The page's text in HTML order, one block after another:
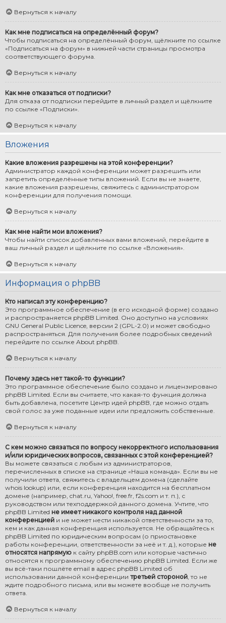
Вернуться к началу
Как мне подписаться на определённый форум?
Чтобы подписаться на определённый форум, щёлкните по ссылке
«Подписаться на форум» в нижней части страницы просмотра
соответствующего форума.
Вернуться к началу
Как мне отказаться от подписки?
Для отказа от подписки перейдите в личный раздел и щёлкните
по ссылке «Подписки».
Вернуться к началу
Вложения
Какие вложения разрешены на этой конференции?
Администратор каждой конференции может разрешить или
запретить определённые типы вложений. Если вы не знаете,
какие вложения разрешены, свяжитесь с администратором
конференции для получения помощи.
Вернуться к началу
Как мне найти мои вложения?
Чтобы найти список добавленных вами вложений, перейдите в
ваш личный раздел и щёлкните по ссылке «Вложения».
Вернуться к началу
Информация о phpBB
Кто написал эту конференцию?
Это программное обеспечение (в его исходной форме) создано
и распространяется phpBB Limited. Оно доступно на условиях
GNU General Public Licence, версии 2 (GPL-2.0) и может свободно
распространяться. Для получения более подробных сведений
перейдите по ссылке About phpBB.
Вернуться к началу
Почему здесь нет такой-то функции?
Это программное обеспечение было создано и лицензировано
phpBB Limited. Если вы считаете, что какая-то функция должна
быть добавлена, посетите Центр идей phpBB, где можно отдать
свой голос за уже поданные идеи или предложить собственные.
Вернуться к началу
С кем можно связаться по вопросу некорректного использования
и/или юридических вопросов, связанных с этой конференцией?
Вы можете связаться с любым из администраторов,
перечисленных в списке на странице «Наша команда». Если вы не
получили ответа, свяжитесь с владельцем домена (сделайте
whois lookup) или, если конференция находится на бесплатном
домене (например, chat.ru, Yahoo!, free.fr, f2s.com и т. п.), с
руководством или техподдержкой данного домена. Учтите, что
phpBB Limited не имеет никакого контроля над данной
конференцией и не может нести никакой ответственности за то,
кем и как данная конференция используется. Не обращайтесь к
phpBB Limited по юридическим вопросам (о приостановке
работы конференции, ответственности за неё и т. д.), которые не
относятся напрямую к сайту phpBB.com или которые частично
относятся к программному обеспечению phpBB Limited. Если же
вы всё-таки пошлёте email в адрес phpBB Limited об
использовании данной конференции третьей стороной, то не
ждите подробного письма, или вы можете вообще не получить
ответа.
Вернуться к началу